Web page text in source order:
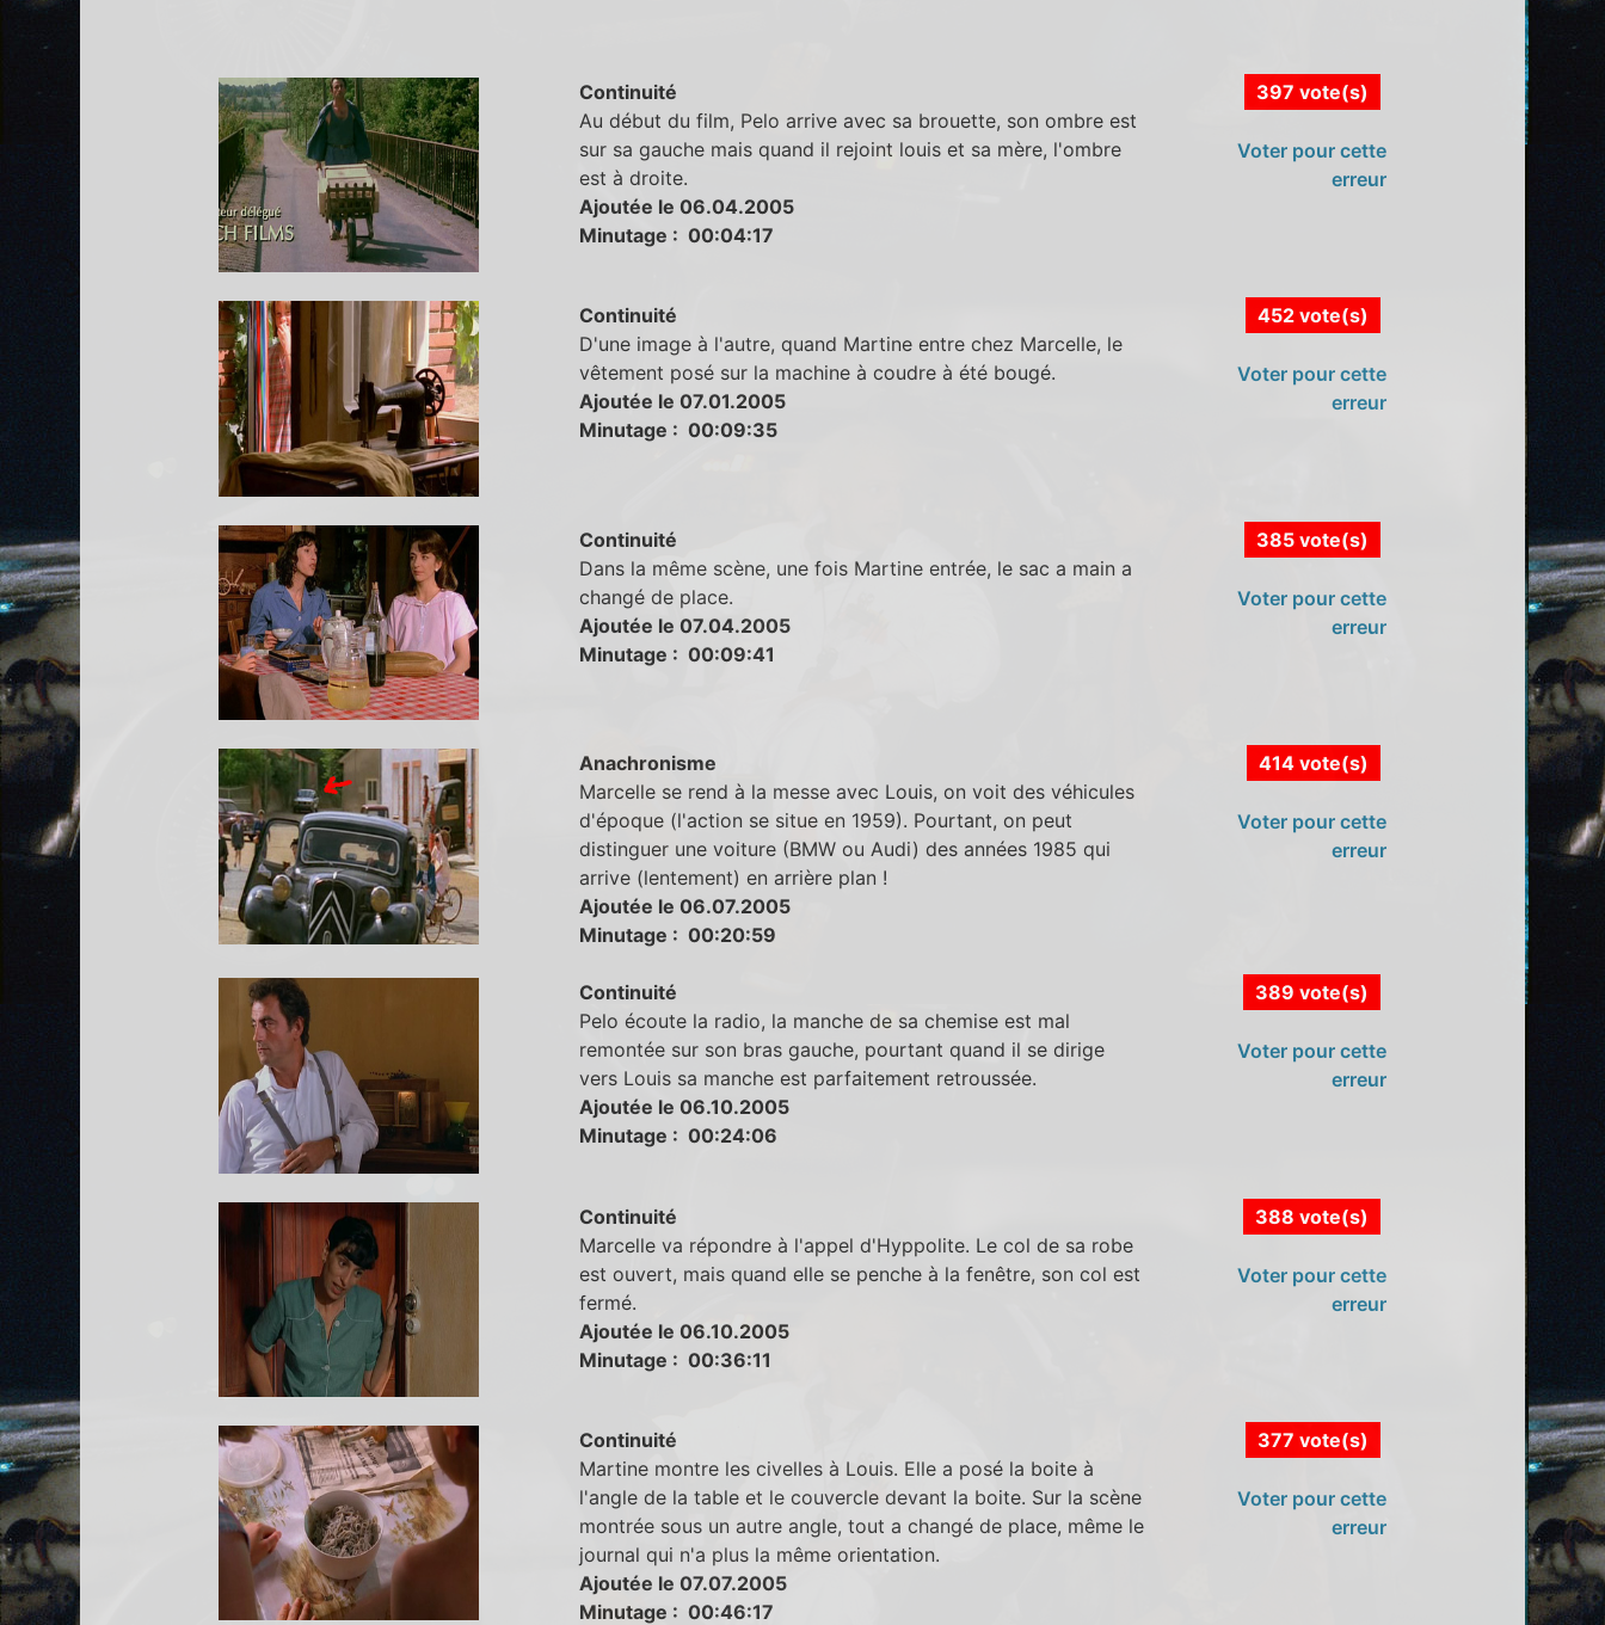
Continuité
Au début du film, Pelo arrive avec sa brouette, son ombre est
sur sa gauche mais quand il rejoint louis et sa mère, l'ombre
est à droite.
Ajoutée le 06.04.2005
Minutage : 00:04:17
397 vote(s)
Voter pour cette
erreur
Continuité
D'une image à l'autre, quand Martine entre chez Marcelle, le
vêtement posé sur la machine à coudre à été bougé.
Ajoutée le 07.01.2005
Minutage : 00:09:35
452 vote(s)
Voter pour cette
erreur
Continuité
Dans la même scène, une fois Martine entrée, le sac a main a
changé de place.
Ajoutée le 07.04.2005
Minutage : 00:09:41
385 vote(s)
Voter pour cette
erreur
Anachronisme
Marcelle se rend à la messe avec Louis, on voit des véhicules
d'époque (l'action se situe en 1959). Pourtant, on peut
distinguer une voiture (BMW ou Audi) des années 1985 qui
arrive (lentement) en arrière plan !
Ajoutée le 06.07.2005
Minutage : 00:20:59
414 vote(s)
Voter pour cette
erreur
Continuité
Pelo écoute la radio, la manche de sa chemise est mal
remontée sur son bras gauche, pourtant quand il se dirige
vers Louis sa manche est parfaitement retroussée.
Ajoutée le 06.10.2005
Minutage : 00:24:06
389 vote(s)
Voter pour cette
erreur
Continuité
Marcelle va répondre à l'appel d'Hyppolite. Le col de sa robe
est ouvert, mais quand elle se penche à la fenêtre, son col est
fermé.
Ajoutée le 06.10.2005
Minutage : 00:36:11
388 vote(s)
Voter pour cette
erreur
Continuité
Martine montre les civelles à Louis. Elle a posé la boite à
l'angle de la table et le couvercle devant la boite. Sur la scène
montrée sous un autre angle, tout a changé de place, même le
journal qui n'a plus la même orientation.
Ajoutée le 07.07.2005
Minutage : 00:46:17
377 vote(s)
Voter pour cette
erreur